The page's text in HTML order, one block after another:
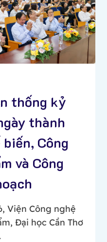
thống kỷ
thành
Công
và Công
Viện Công nghệ
Đại học Cần Thơ